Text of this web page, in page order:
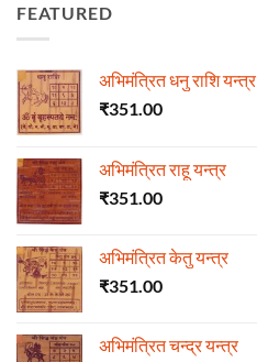
FEATURED
अभिमंत्रित धनु राशि यन्त्र
₹351.00
अभिमंत्रित राहू यन्त्र
₹351.00
अभिमंत्रित केतु यन्त्र
₹351.00
अभिमंत्रित चन्द्र यन्त्र